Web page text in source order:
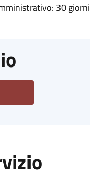
30 giorni